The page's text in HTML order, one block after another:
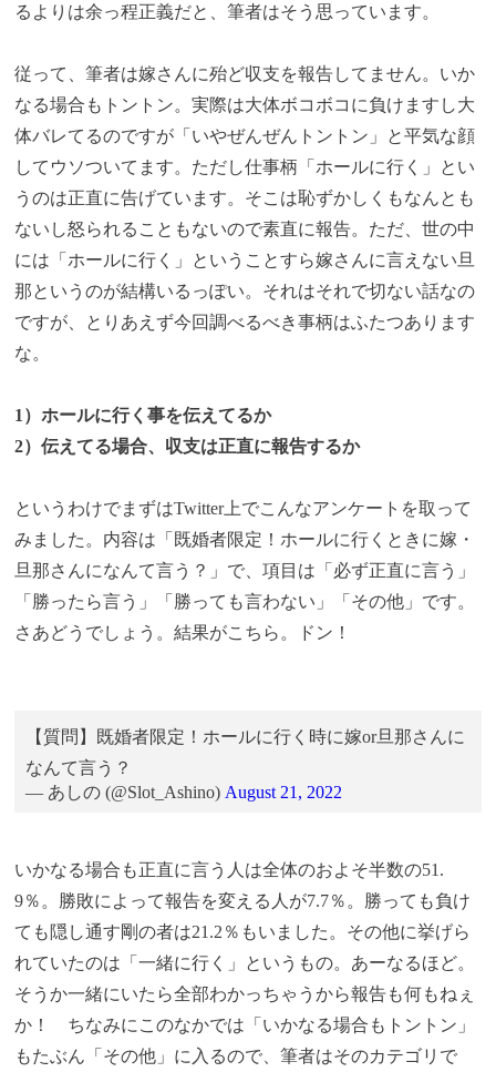
るよりは余っ程正義だと、筆者はそう思っています。
従って、筆者は嫁さんに殆ど収支を報告してません。いか
なる場合もトントン。実際は大体ボコボコに負けますし大
体バレてるのですが「いやぜんぜんトントン」と平気な顔
してウソついてます。ただし仕事柄「ホールに行く」とい
うのは正直に告げています。そこは恥ずかしくもなんとも
ないし怒られることもないので素直に報告。ただ、世の中
には「ホールに行く」ということすら嫁さんに言えない旦
那というのが結構いるっぽい。それはそれで切ない話なの
ですが、とりあえず今回調べるべき事柄はふたつあります
な。
1）ホールに行く事を伝えてるか
2）伝えてる場合、収支は正直に報告するか
というわけでまずはTwitter上でこんなアンケートを取って
みました。内容は「既婚者限定！ホールに行くときに嫁・
旦那さんになんて言う？」で、項目は「必ず正直に言う」
「勝ったら言う」「勝っても言わない」「その他」です。
さあどうでしょう。結果がこちら。ドン！
【質問】既婚者限定！ホールに行く時に嫁or旦那さんに
なんて言う？
— あしの (@Slot_Ashino)August 21, 2022
いかなる場合も正直に言う人は全体のおよそ半数の51.
9％。勝敗によって報告を変える人が7.7％。勝っても負け
ても隠し通す剛の者は21.2％もいました。その他に挙げら
れていたのは「一緒に行く」というもの。あーなるほど。
そうか一緒にいたら全部わかっちゃうから報告も何もねぇ
か！ ちなみにこのなかでは「いかなる場合もトントン」
もたぶん「その他」に入るので、筆者はそのカテゴリで